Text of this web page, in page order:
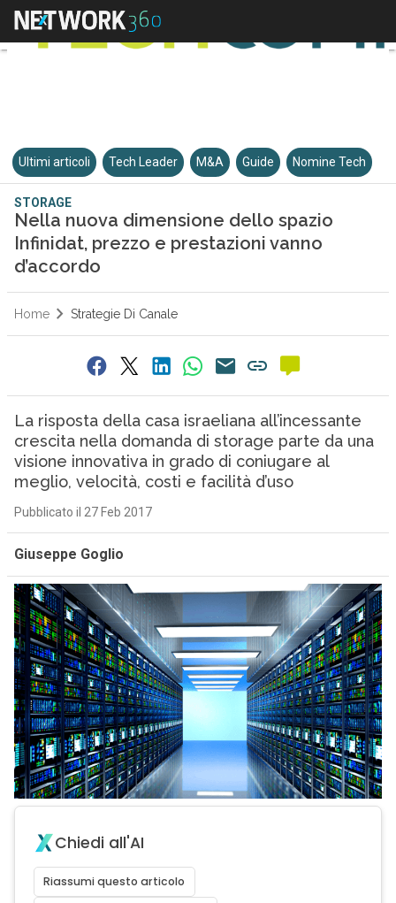
Ultimi articoli Tech Leader M&A Guide Nomine Tech
STORAGE
Nella nuova dimensione dello spazio
Infinidat, prezzo e prestazioni vanno
d’accordo
Home Strategie Di Canale
La risposta della casa israeliana all’incessante
crescita nella domanda di storage parte da una
visione innovativa in grado di coniugare al
meglio, velocità, costi e facilità d’uso
Pubblicato il 27 Feb 2017
Giuseppe Goglio
Chiedi all'AI
Riassumi questo articolo